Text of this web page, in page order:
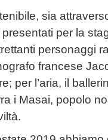
sia
per la
personaggi
francese
per l’aria, il
i Masai, popolo